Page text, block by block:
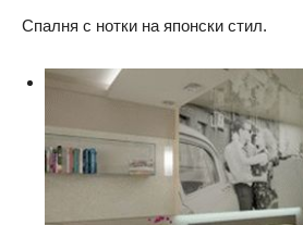
Спалня с нотки на японски стил.